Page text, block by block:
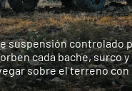
suspensión controlado
cada bache, surco y
sobre el terreno con